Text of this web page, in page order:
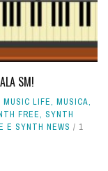
SM!
MUSIC LIFE, MUSICA,
FREE, SYNTH
E SYNTH NEWS
1